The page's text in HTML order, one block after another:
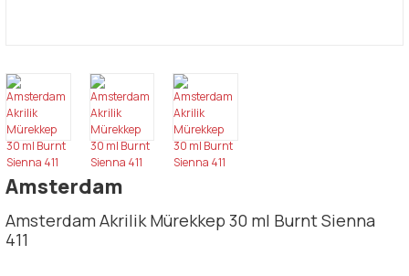
Amsterdam
Amsterdam Akrilik Mürekkep 30 ml Burnt Sienna
411